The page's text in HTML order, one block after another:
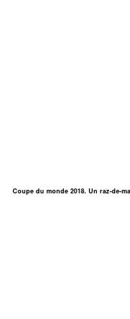
Coupe du monde 2018. Un raz-de-